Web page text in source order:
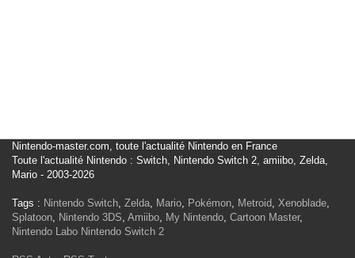
Nintendo-master.com, toute l'actualité Nintendo en France
Toute l'actualité Nintendo : Switch, Nintendo Switch 2, amiibo, Zelda,
Mario - 2003-2026
Tags : Nintendo Switch, Zelda, Mario, Pokémon, Metroid, Xenoblade,
Splatoon, Nintendo 3DS, Amiibo, My Nintendo, Cartoon Master,
Nintendo Labo Nintendo Switch 2